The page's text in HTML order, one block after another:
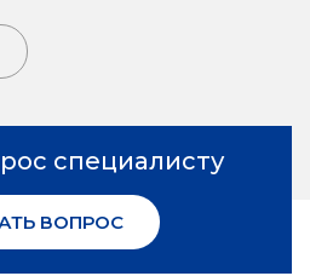
специалисту
ВОПРОС